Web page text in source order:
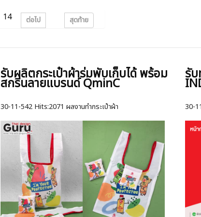
14 ต่อไป สุดท้าย
รับผลิตกระเป๋าผ้าร่มพับเก็บได้ พร้อม
สกรีนลายแบรนด์ QminC
30-11-542 Hits:2071 ผลงานทำกระเป๋าผ้า
รั
30-